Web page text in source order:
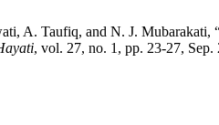
A. Taufiq, and N. J. Mubarakati,
, vol. 27, no. 1, pp. 23-27, Sep.